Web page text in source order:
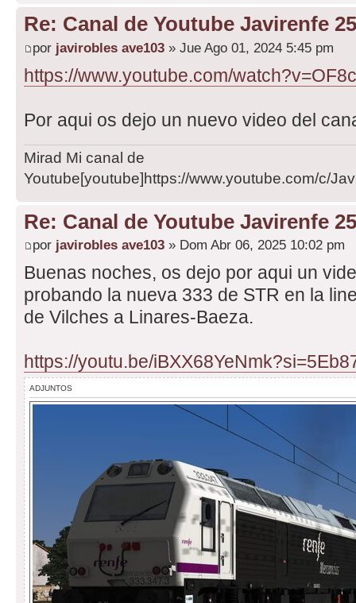
Re: Canal de Youtube Javirenfe
por javirobles ave103 » Jue Ago 01, 2024 5:45 pm
https://www.youtube.com/
Por aqui os dejo un nuevo video del
Mirad Mi canal de
Youtube[youtube]https://www.youtube.com/c/
Re: Canal de Youtube Javirenfe
por javirobles ave103 » Dom Abr 06, 2025 10:02 pm
Buenas noches, os dejo por aqui un
probando la nueva 333 de STR en la
de Vilches a Linares-Baeza.
https://youtu.be/
ADJUNTOS